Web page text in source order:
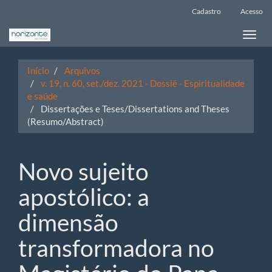
Conteúdo
principal
Lateral
Cadastro Acesso
Toggle
Início
Arquivos
v. 19, n. 60, set./dez. 2021 - Dossiê - Espiritualidade
e saúde
Dissertações e Teses/Dissertations and Theses
(Resumo/Abstract)
Novo sujeito
apostólico: a
dimensão
transformadora no